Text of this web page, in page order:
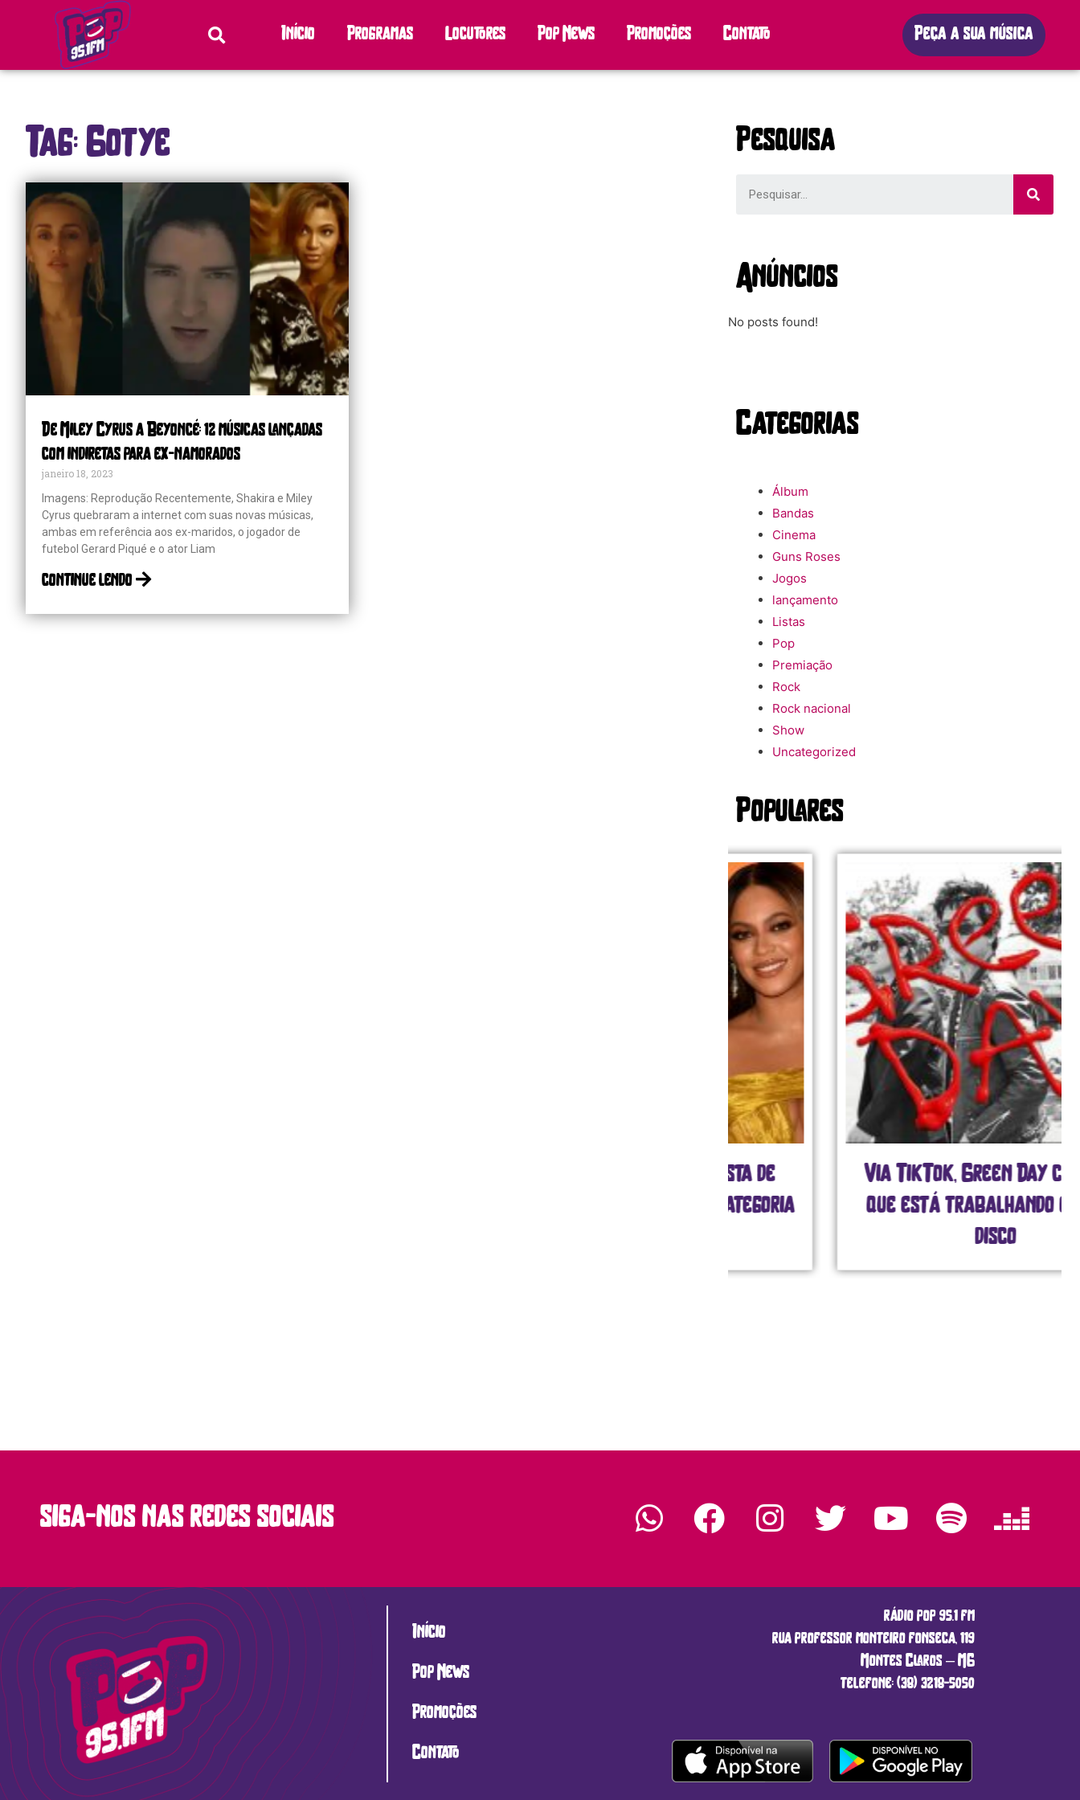
Início Programas Locutores Pop News Promoções Contato Peça a sua música
Tag: Gotye
De Miley Cyrus a Beyoncé: 12 músicas lançadas
com indiretas para ex-namorados
janeiro 18, 2023
Imagens: Reprodução Recentemente, Shakira e Miley
Cyrus quebraram a internet com suas novas músicas,
ambas em referência aos ex-maridos, o jogador de
futebol Gerard Piqué e o ator Liam
continue lendo
Pesquisa
Anúncios
No posts found!
Categorias
Álbum
Bandas
Cinema
Guns Roses
Jogos
lançamento
Listas
Pop
Premiação
Rock
Rock nacional
Show
Uncategorized
Populares
Via TikTok, Green Day confirma
que está trabalhando em novo
siga-nos nas redes sociais
Início
Pop News
Promoções
Contato
rádio pop 95.1 fm
rua professor monteiro fonseca, 119
Montes Claros – MG
telefone: (38) 3218-5050